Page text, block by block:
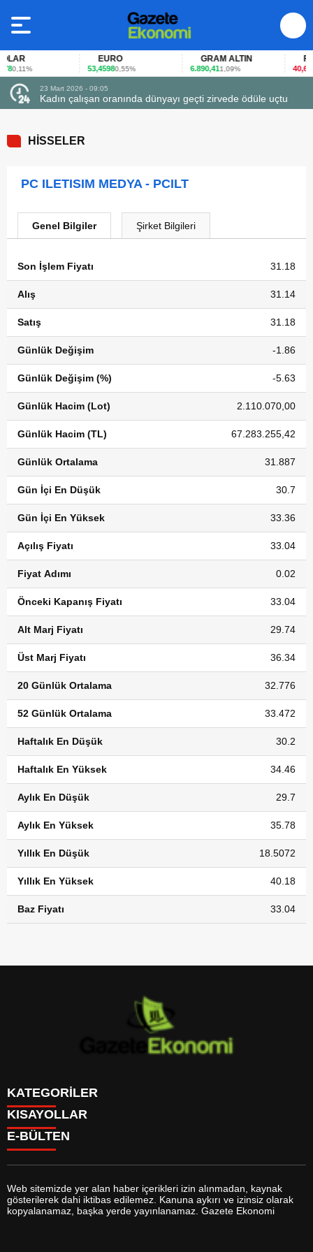
0,11%
EURO
53,45980,55%
GRAM ALTIN
6.890,411,09%
FAİZ
40,65-
23 Mart 2026 - 09:05
Kadın çalışan oranında dünyayı geçti zirvede ödüle uçtu
HİSSELER
PC ILETISIM MEDYA - PCILT
Genel Bilgiler Şirket Bilgileri
Son İşlem Fiyatı 31.18
Alış 31.14
Satış 31.18
Günlük Değişim -1.86
Günlük Değişim (%) -5.63
Günlük Hacim (Lot) 2.110.070,00
Günlük Hacim (TL) 67.283.255,42
Günlük Ortalama 31.887
Gün İçi En Düşük 30.7
Gün İçi En Yüksek 33.36
Açılış Fiyatı 33.04
Fiyat Adımı 0.02
Önceki Kapanış Fiyatı 33.04
Alt Marj Fiyatı 29.74
Üst Marj Fiyatı 36.34
20 Günlük Ortalama 32.776
52 Günlük Ortalama 33.472
Haftalık En Düşük 30.2
Haftalık En Yüksek 34.46
Aylık En Düşük 29.7
Aylık En Yüksek 35.78
Yıllık En Düşük 18.5072
Yıllık En Yüksek 40.18
Baz Fiyatı 33.04
KATEGORİLER
GÜNDEM
DÜNYA
SİYASET
MAGAZİN
SAĞLIK
EĞİTİM
YAŞAM
KISAYOLLAR
BURÇLAR
FİKSTÜR
FİRMA EKLE
FİRMA REHBERİ
E-BÜLTEN
gazeteekonomi.com e-bültenine abone olarak, tarafınıza haber,
Web sitemizde yer alan haber içerikleri izin alınmadan, kaynak
gösterilerek dahi iktibas edilemez. Kanuna aykırı ve izinsiz olarak
kopyalanamaz, başka yerde yayınlanamaz. Gazete Ekonomi